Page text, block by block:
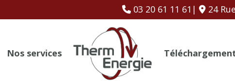
03 20 61 11 61| 24
Nos services